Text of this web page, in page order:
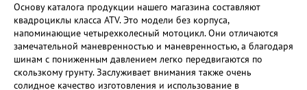
Основу каталога продукции нашего магазина составляют
квадроциклы класса ATV. Это модели без корпуса,
напоминающие четырехколесный мотоцикл. Они отличаются
замечательной маневренностью и маневренностью, а благодаря
шинам с пониженным давлением легко передвигаются по
скользкому грунту. Заслуживает внимания также очень
солидное качество изготовления и использование в